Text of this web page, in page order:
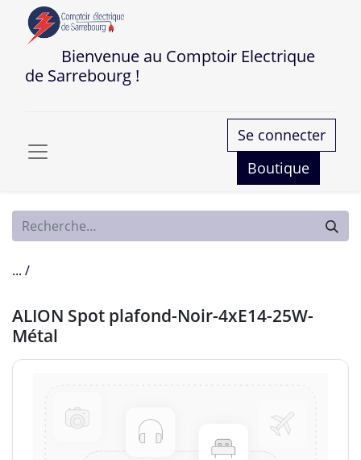
Bienvenue au Comptoir Electrique
de Sarrebourg !
Se connecter
Boutique
... /
ALION Spot plafond-Noir-4xE14-25W-
Métal